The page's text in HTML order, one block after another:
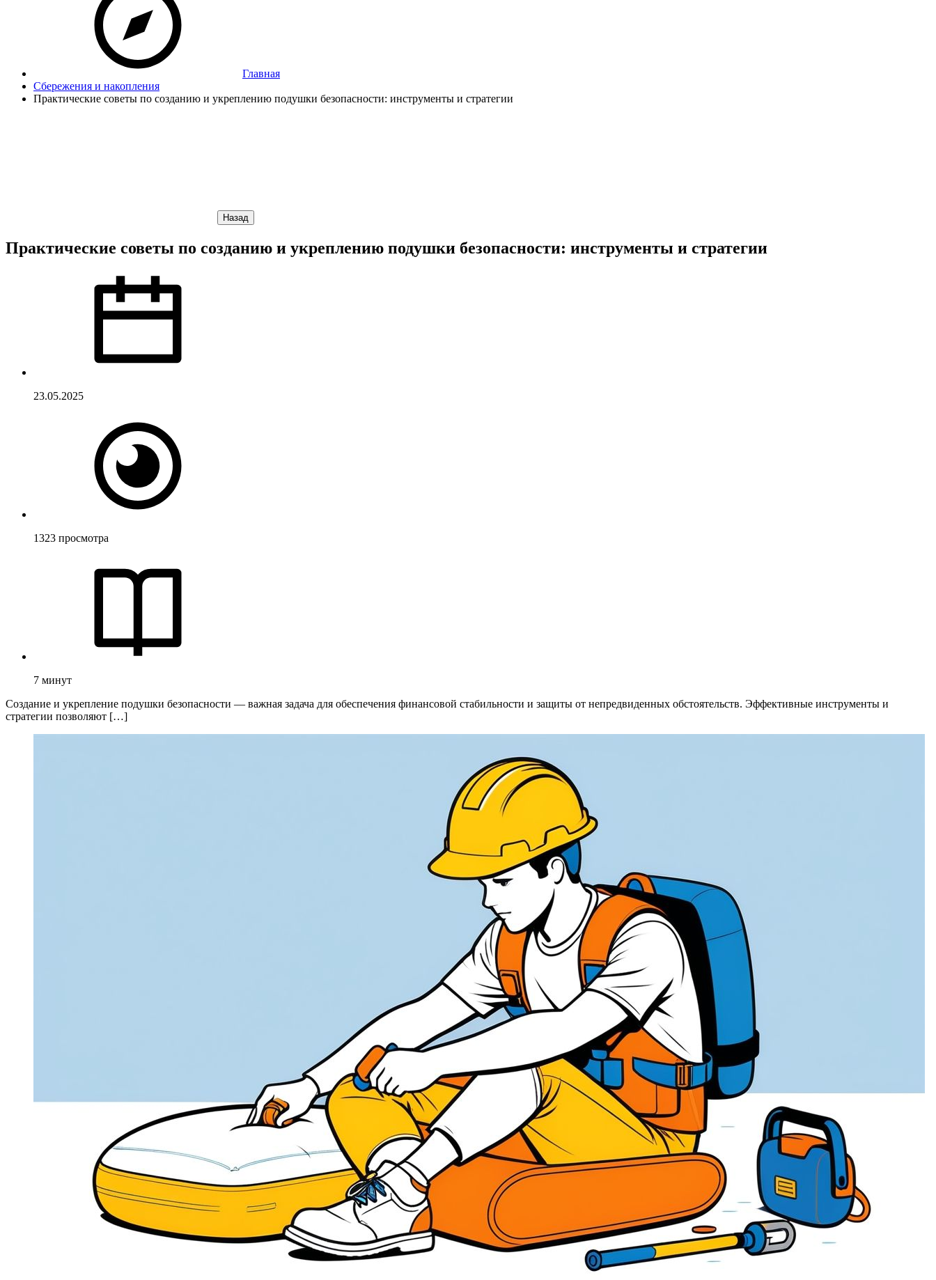
Главная
Сбережения и накопления
Практические советы по созданию и укреплению подушки безопасности: инструменты и стратегии
Назад
Практические советы по созданию и укреплению подушки безопасности: инструменты и стратегии
23.05.2025
1323 просмотра
7 минут
Создание и укрепление подушки безопасности — важная задача для обеспечения финансовой стабильности и защиты от непредвиденных обстоятельств. Эффективные инструменты и
стратегии позволяют […]